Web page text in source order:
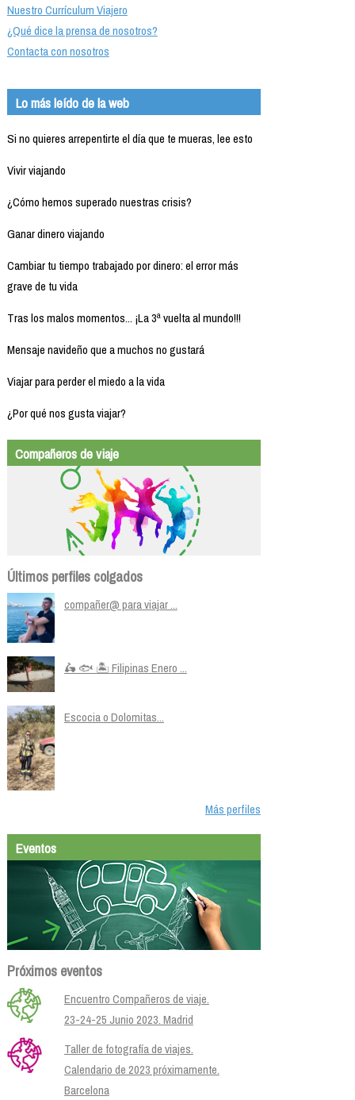
Nuestro Currículum Viajero
¿Qué dice la prensa de nosotros?
Contacta con nosotros
Lo más leído de la web
Si no quieres arrepentirte el día que te mueras, lee esto
Vivir viajando
¿Cómo hemos superado nuestras crisis?
Ganar dinero viajando
Cambiar tu tiempo trabajado por dinero: el error más
grave de tu vida
Tras los malos momentos... ¡La 3ª vuelta al mundo!!!
Mensaje navideño que a muchos no gustará
Viajar para perder el miedo a la vida
¿Por qué nos gusta viajar?
Compañeros de viaje
Últimos perfiles colgados
compañer@ para viajar ...
🛵 🐟 🏝️ Filipinas Enero ...
Escocia o Dolomitas...
Más perfiles
Eventos
Próximos eventos
Encuentro Compañeros de viaje.
23-24-25 Junio 2023. Madrid
Taller de fotografía de viajes.
Calendario de 2023 próximamente.
Barcelona